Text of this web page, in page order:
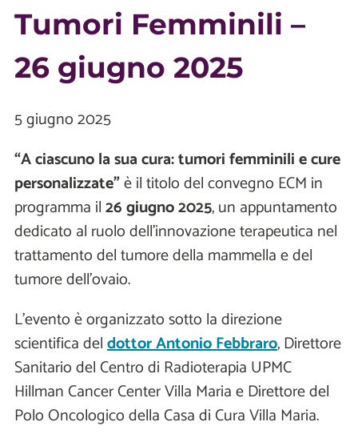
Tumori Femminili –
26 giugno 2025
5 giugno 2025
“A ciascuno la sua cura: tumori femminili e cure
personalizzate”è il titolo del convegno ECM in
programma il26 giugno 2025, un appuntamento
dedicato al ruolo dell’innovazione terapeutica nel
trattamento del tumore della mammella e del
tumore dell’ovaio.
L’evento è organizzato sotto la direzione
scientifica deldottor Antonio Febbraro, Direttore
Sanitario del Centro di Radioterapia UPMC
Hillman Cancer Center Villa Maria e Direttore del
Polo Oncologico della Casa di Cura Villa Maria.